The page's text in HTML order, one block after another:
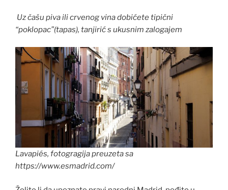
Uz čašu piva ili crvenog vina dobićete tipični
“poklopac”(tapas), tanjirić s ukusnim zalogajem
Lavapiés, fotogragija preuzeta sa
https://www.esmadrid.com/